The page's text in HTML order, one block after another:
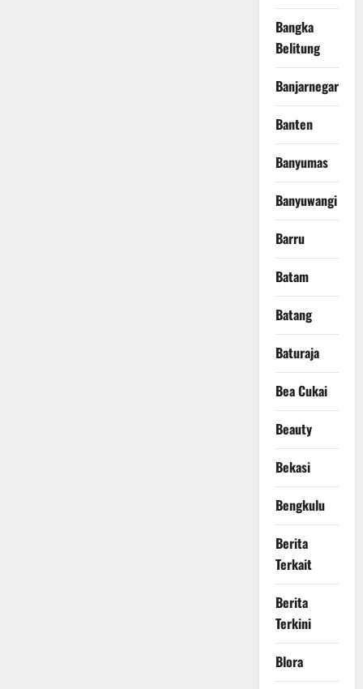
Bangka
Belitung
Banjarnegara
Banten
Banyumas
Banyuwangi
Barru
Batam
Batang
Baturaja
Bea Cukai
Beauty
Bekasi
Bengkulu
Berita
Terkait
Berita
Terkini
Blora